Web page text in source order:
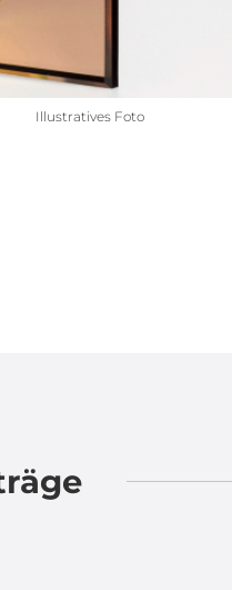
Illustratives Foto